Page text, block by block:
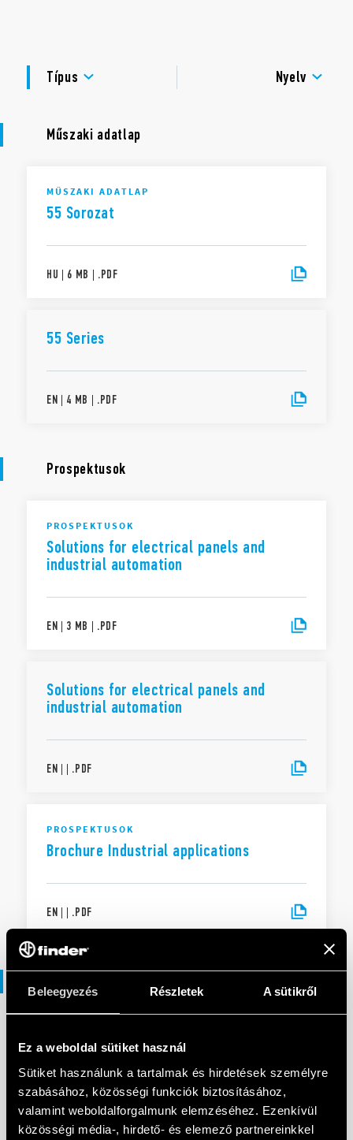
Beleegyezés Részletek A sütikről
Ez a weboldal sütiket használ
Sütiket használunk a tartalmak és hirdetések személyre
szabásához, közösségi funkciók biztosításához,
valamint weboldalforgalmunk elemzéséhez. Ezenkívül
közösségi média-, hirdető- és elemező partnereinkkel
TANÚSÍTVÁNYOK
Típus
Nyelv
Műszaki adatlap
MŰSZAKI ADATLAP
55 Sorozat
HU | 6 MB | .PDF
55 Series
EN | 4 MB | .PDF
Prospektusok
PROSPEKTUSOK
Solutions for electrical panels and
industrial automation
EN | 3 MB | .PDF
Solutions for electrical panels and
industrial automation
EN | | .PDF
PROSPEKTUSOK
Brochure Industrial applications
EN | | .PDF